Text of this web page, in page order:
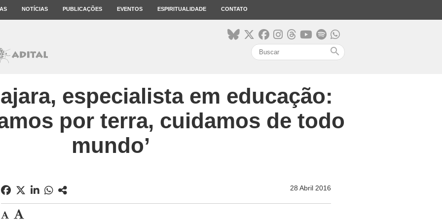
NOTÍCIAS PUBLICAÇÕES EVENTOS ESPIRITUALIDADE CONTATO
search
especialista em educação:
por terra, cuidamos de todo
mundo’
28 Abril 2016